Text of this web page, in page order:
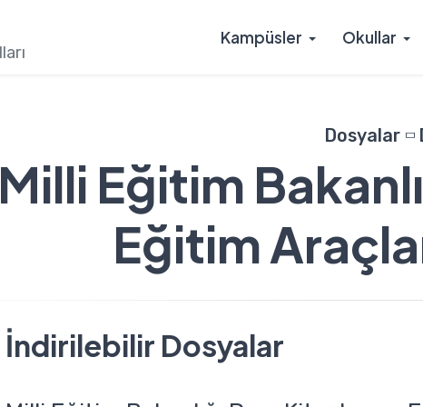
Kampüsler Okullar
Dosyalar
Milli Eğitim
Eğitim
İndirilebilir Dosyalar